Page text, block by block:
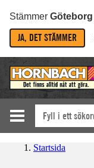
Stämmer Göteborg
JA, DET STÄMMER
Startsida